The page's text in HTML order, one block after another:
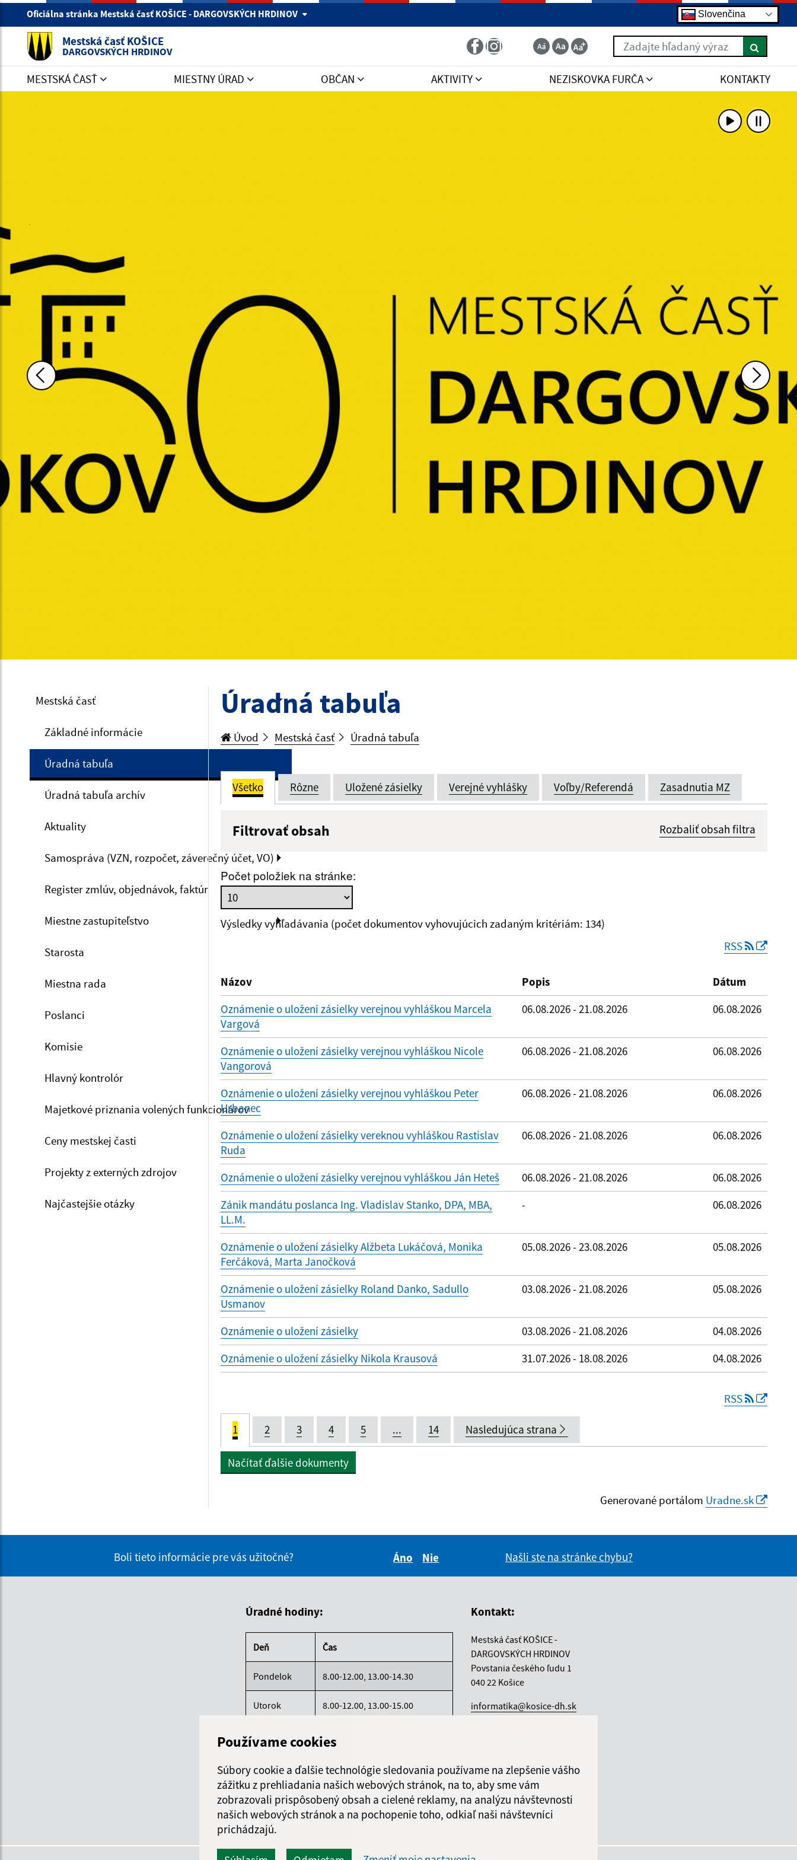
Používame cookies
Súbory cookie a ďalšie technológie sledovania používame na zlepšenie vášho
zážitku z prehliadania našich webových stránok, na to, aby sme vám
zobrazovali prispôsobený obsah a cielené reklamy, na analýzu návštevnosti
našich webových stránok a na pochopenie toho, odkiaľ naši návštevníci
prichádzajú.
Oficiálna stránka Mestská časť KOŠICE - DARGOVSKÝCH HRDINOV Slovenčina
Mestská časť KOŠICE
DARGOVSKÝCH HRDINOV
Zadajte hľadaný výraz
MESTSKÁ ČASŤ MIESTNY ÚRAD OBČAN AKTIVITY NEZISKOVKA FURČA KONTAKTY
Mestská časť
Základné informácie
Úradná tabuľa
Úradná tabuľa archív
Aktuality
Samospráva (VZN, rozpočet, záverečný účet, VO)
Register zmlúv, objednávok, faktúr
Miestne zastupiteľstvo
Starosta
Miestna rada
Poslanci
Komisie
Hlavný kontrolór
Majetkové priznania volených funkcionárov
Ceny mestskej časti
Projekty z externých zdrojov
Najčastejšie otázky
Úradná tabuľa
Úvod Mestská časť Úradná tabuľa
Všetko Rôzne Uložené zásielky Verejné vyhlášky Voľby/Referendá Zasadnutia MZ
Filtrovať obsah Rozbaliť obsah filtra
Dátum zverejnenia do:
Počet položiek na stránke:
Výsledky vyhľadávania (počet dokumentov vyhovujúcich zadaným kritériám: 134)
RSS
Názov Popis
Dátum
Oznámenie o uložení zásielky verejnou vyhláškou Marcela
Vargová
06.08.2026 - 21.08.2026 06.08.2026
Oznámenie o uložení zásielky verejnou vyhláškou Nicole
Vangorová
06.08.2026 - 21.08.2026 06.08.2026
Oznámenie o uložení zásielky verejnou vyhláškou Peter
Urbanec
06.08.2026 - 21.08.2026 06.08.2026
Oznámenie o uložení zásielky vereknou vyhláškou Rastislav
Ruda
06.08.2026 - 21.08.2026 06.08.2026
Oznámenie o uložení zásielky verejnou vyhláškou Ján Heteš 06.08.2026 - 21.08.2026
06.08.2026
Zánik mandátu poslanca Ing. Vladislav Stanko, DPA, MBA,
LL.M.
- 06.08.2026
Oznámenie o uložení zásielky Alžbeta Lukáčová, Monika
Ferčáková, Marta Janočková
05.08.2026 - 23.08.2026 05.08.2026
Oznámenie o uložení zásielky Roland Danko, Sadullo
Usmanov
03.08.2026 - 21.08.2026 05.08.2026
Oznámenie o uložení zásielky 03.08.2026 - 21.08.2026
04.08.2026
Oznámenie o uložení zásielky Nikola Krausová
31.07.2026 - 18.08.2026 04.08.2026
RSS
1 2 3 4 5 ... 14 Nasledujúca strana
Načítať ďalšie dokumenty
Generované portálom Uradne.sk
Boli tieto informácie pre vás užitočné?
Áno
Nie
Našli ste na stránke chybu?
Úradné hodiny:
Deň Čas
Pondelok 8.00-12.00, 13.00-14.30
Utorok 8.00-12.00, 13.00-15.00
Štvrtok 8.00-12.00
Piatok 8.00-12.00
Kontakt:
Mestská časť KOŠICE -
DARGOVSKÝCH HRDINOV
Povstania českého ľudu 1
040 22 Košice
informatika@kosice-dh.sk